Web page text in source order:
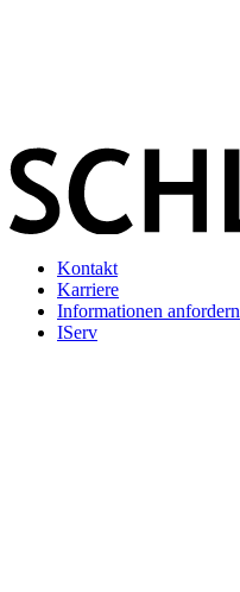
Kontakt
Karriere
Informationen anfordern
IServ